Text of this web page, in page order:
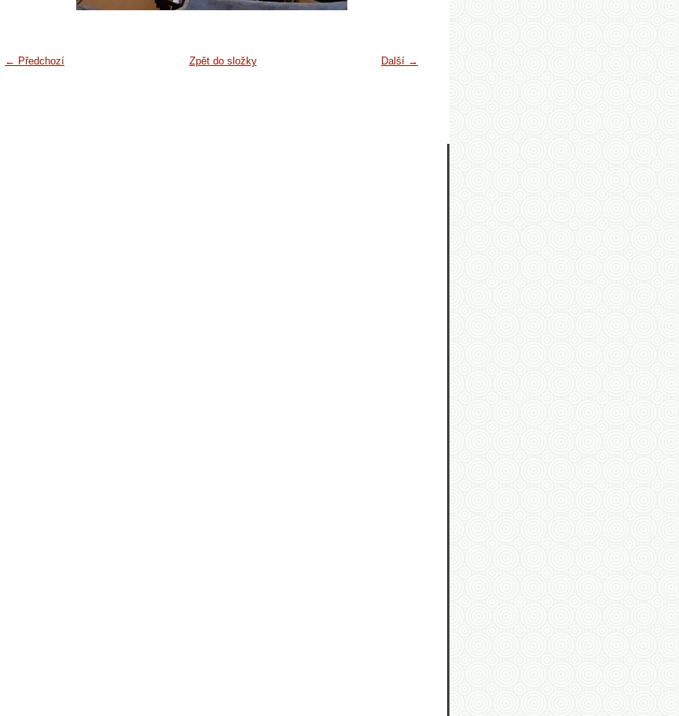
← Předchozí Další →
Zpět do složky